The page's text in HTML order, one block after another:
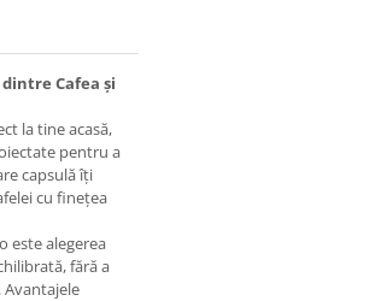
Cafea și
la tine acasă,
pentru a
capsulă îți
cu finețea
este alegerea
fără a